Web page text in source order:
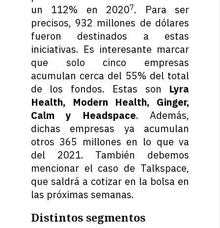
un 112% en 20207. Para ser
precisos, 932 millones de dólares
fueron destinados a estas
iniciativas. Es interesante marcar
que solo cinco empresas
acumulan cerca del 55% del total
de los fondos. Estas son Lyra
Health, Modern Health, Ginger,
Calm y Headspace. Además,
dichas empresas ya acumulan
otros 365 millones en lo que va
del 2021. También debemos
mencionar el caso de Talkspace,
que saldrá a cotizar en la bolsa en
las próximas semanas.
Distintos segmentos